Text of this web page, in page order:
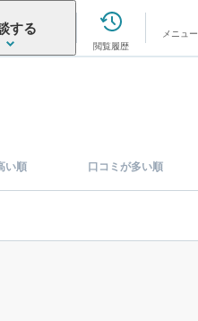
する
閲覧履歴
メニュー
い順 口コミが多い順